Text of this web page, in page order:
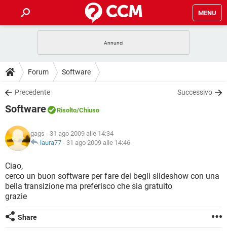
MENU
INTRATTENIMENTO
iOS
INSTAGRAM
TIKTOK
HARDWARE
GUIDE
COVID-19
INSTAGRAM
TIKTOK
HARDWARE
DOWNLOAD
COVID-19
INTRATTENIMENTO
iOS WINDOWS 10
INSTAGRAM
TIKTOK FACEBOOK
HARDWARE
COVID-19
INTRATTENIMENTO
iOS
INSTAGRAM WHATSAPP
HARDWARE
GLOSSARIO
COVID-19
INTRATTENIMENTO ANDROID
iOS
INSTAGRAM
Forum Software
Precedente Successivo
Software Risolto/Chiuso
gags - 31 ago 2009 alle 14:34
laura77 - 31 ago 2009 alle 14:46
Ciao,
cerco un buon software per fare dei begli slideshow con una
bella transizione ma preferisco che sia gratuito
grazie
Share